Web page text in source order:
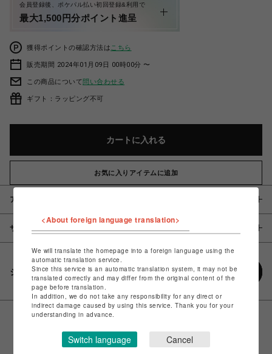
会員登録後、ポケパル払い初回登録&利用で
最大1,500円分ポイント進呈
獲得ポイントの確認方法は こちら
販売期間 2024年01月09日 00時00分 〜
この商品について問い合わせる
ギフト：ラッピング不可
カートに入れる
お気に入りアイテムに追加
アイテム説明 / 素材
サイズ
シェアする
<About foreign language translation>
We will translate the homepage into a foreign language using the
automatic translation service.
Since this service is an automatic translation system, it may not be
translated correctly and may differ from the original content of the
page before translation.
In addition, we do not take any responsibility for any direct or
indirect damage caused by using this service. Thank you for your
understanding in advance.
Switch language Cancel